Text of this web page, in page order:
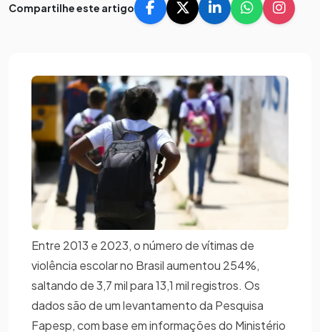
Compartilhe este artigo
Entre 2013 e 2023, o número de vítimas de
violência escolar no Brasil aumentou 254%,
saltando de 3,7 mil para 13,1 mil registros. Os
dados são de um levantamento da Pesquisa
Fapesp, com base em informações do Ministério